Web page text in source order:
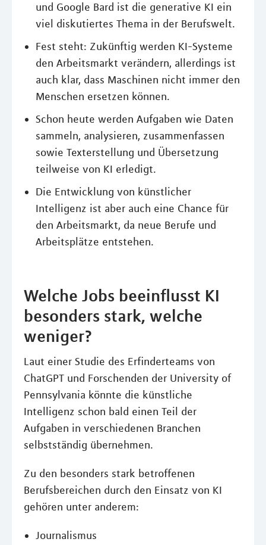
und Google Bard ist die generative KI ein
viel diskutiertes Thema in der Berufswelt.
Fest steht: Zukünftig werden KI-Systeme
den Arbeitsmarkt verändern, allerdings ist
auch klar, dass Maschinen nicht immer den
Menschen ersetzen können.
Schon heute werden Aufgaben wie Daten
sammeln, analysieren, zusammenfassen
sowie Texterstellung und Übersetzung
teilweise von KI erledigt.
Die Entwicklung von künstlicher
Intelligenz ist aber auch eine Chance für
den Arbeitsmarkt, da neue Berufe und
Arbeitsplätze entstehen.
Welche Jobs beeinflusst KI
besonders stark, welche
weniger?
Laut einer Studie des Erfinderteams von
ChatGPT und Forschenden der University of
Pennsylvania könnte die künstliche
Intelligenz schon bald einen Teil der
Aufgaben in verschiedenen Branchen
selbstständig übernehmen.
Zu den besonders stark betroffenen
Berufsbereichen durch den Einsatz von KI
gehören unter anderem:
Journalismus